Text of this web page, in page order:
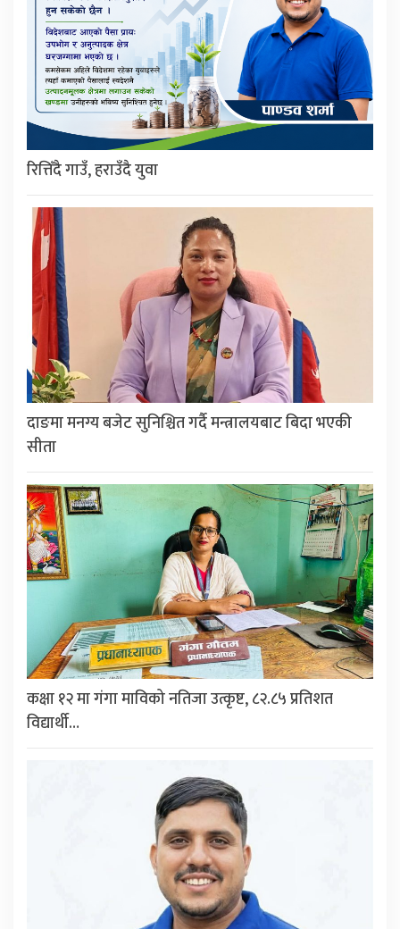
रित्तिँदै गाउँ, हराउँदै युवा
दाङमा मनग्य बजेट सुनिश्चित गर्दै मन्त्रालयबाट बिदा भएकी
सीता
कक्षा १२ मा गंगा माविको नतिजा उत्कृष्ट, ८२.८५ प्रतिशत
विद्यार्थी…